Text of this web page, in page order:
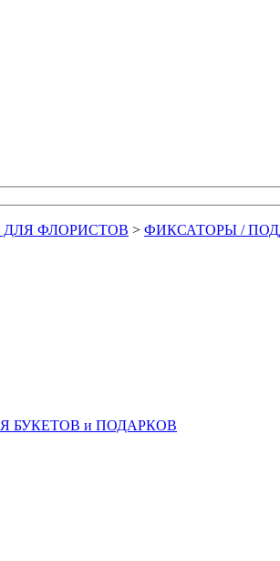
ФЛОРИСТОВ > ФИКСАТОРЫ /
БУКЕТОВ и ПОДАРКОВ